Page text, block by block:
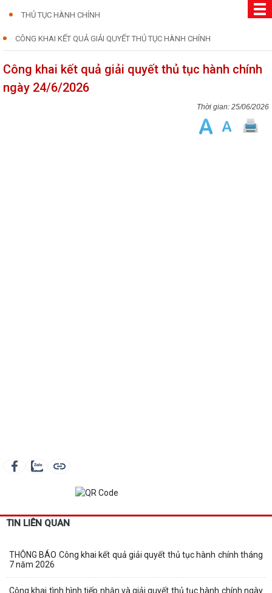
THỦ TỤC HÀNH CHÍNH
CÔNG KHAI KẾT QUẢ GIẢI QUYẾT THỦ TỤC HÀNH CHÍNH
Công khai kết quả giải quyết thủ tục hành chính
ngày 24/6/2026
25/06/2026
TIN LIÊN QUAN
THÔNG BÁO Công khai kết quả giải quyết thủ tục hành chính tháng
7 năm 2026
Công khai tình hình tiếp nhận và giải quyết thủ tục hành chính ngày